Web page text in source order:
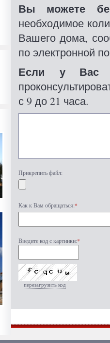
Вы можете
необходимое
Вашего дома,
по электронной
Если у Вас
с 9 до 21 часа.
Прикрепить файл:
Как к Вам обращаться:*
Введите код с картинки:*
перезагрузить код